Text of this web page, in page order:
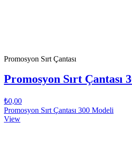
Promosyon Sırt Çantası
Promosyon Sırt Çantası
₺0,00
Promosyon Sırt Çantası 300 Modeli
View